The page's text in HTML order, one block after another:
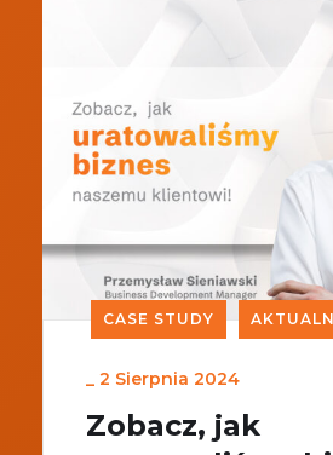
CASE STUDY
_ 2 Sierpnia 2024
Zobacz, jak